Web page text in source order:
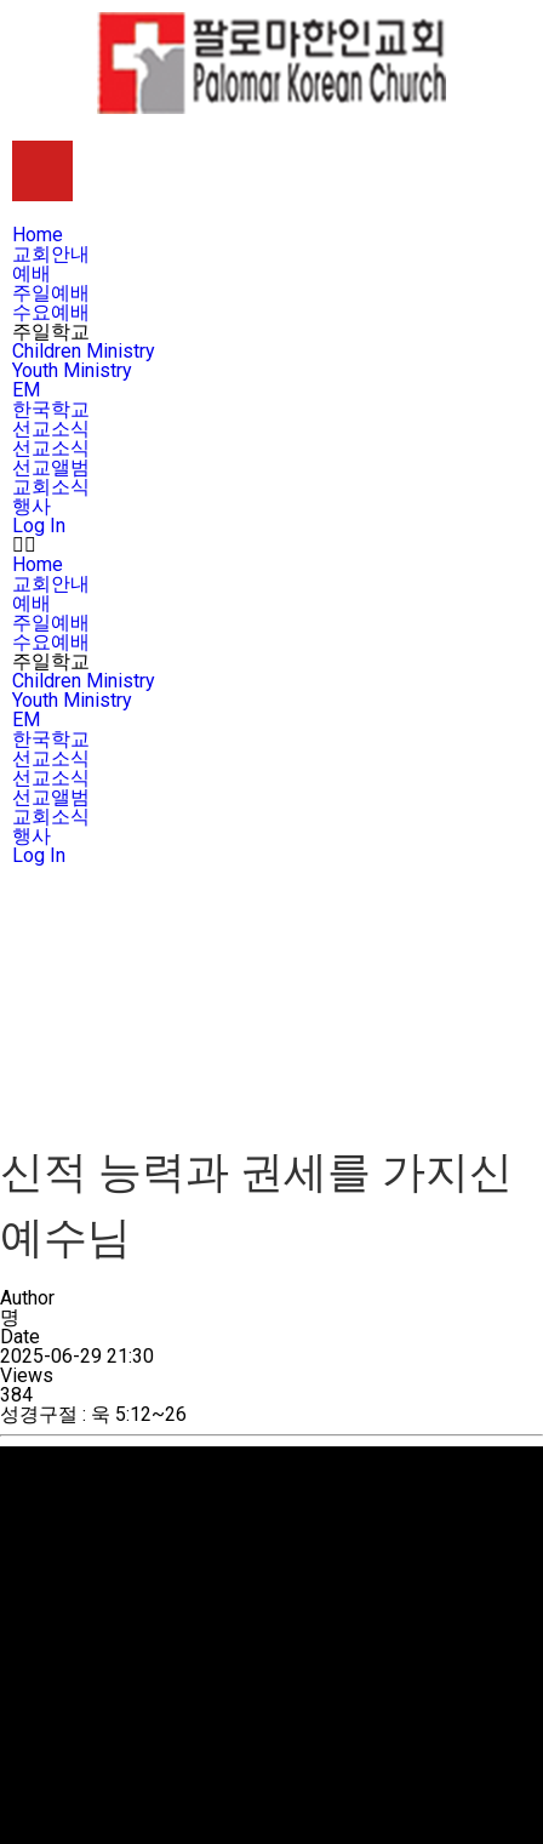
Home
교회안내
예배
주일예배
수요예배
주일학교
Children Ministry
Youth Ministry
EM
한국학교
선교소식
선교소식
선교앨범
교회소식
행사
Log In
Home
교회안내
예배
주일예배
수요예배
주일학교
Children Ministry
Youth Ministry
EM
한국학교
선교소식
선교소식
선교앨범
교회소식
행사
Log In
신적 능력과 권세를 가지신
예수님
Author
명
Date
2025-06-29 21:30
Views
384
성경구절 : 욱 5:12~26